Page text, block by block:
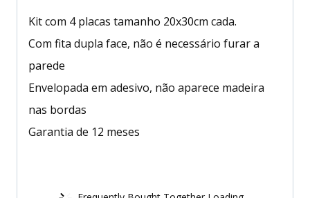
Kit com 4 placas tamanho 20x30cm cada.
Com fita dupla face, não é necessário furar a
parede
Envelopada em adesivo, não aparece madeira
nas bordas
Garantia de 12 meses